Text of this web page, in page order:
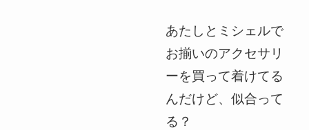
あたしとミシェルで
お揃いのアクセサリ
ーを買って着けてる
んだけど、似合って
る？